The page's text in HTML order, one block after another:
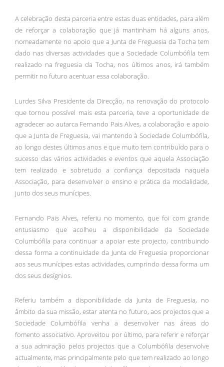
A celebração desta parceria entre estas duas entidades, para além
de reforçar a colaboração que já mantinham há alguns anos,
nomeadamente no apoio que a Junta de Freguesia da Tocha tem
dado nas diversas actividades que a Sociedade Columbófila tem
realizado na freguesia da Tocha, nos últimos anos, irá também
permitir no futuro acentuar essa colaboração.
Lurdes Silva Presidente da Direcção, na renovação do protocolo
que tornou possível mais esta parceria, teve a oportunidade de
agradecer ao autarca Fernando Pais Alves, a colaboração e apoio
que a Junta de Freguesia, vai mantendo à Sociedade Columbófila,
ao longo destes últimos anos e que muito tem contribuído para o
sucesso das vários actividades e eventos que aquela Associação
tem realizado e sobretudo a confiança depositada naquela
Associação, para desenvolver o ensino e prática da modalidade,
junto dos seus munícipes.
Fernando Pais Alves, referiu no momento, que foi com grande
entusiasmo que acolheu a disponibilidade da Sociedade
Columbófila para continuar a apoiar este projecto, contribuindo
dessa forma a continuidade da Junta de Freguesia proporcionar
aos seus munícipes estas actividades, cumprindo dessa forma um
dos seus desígnios.
Referiu também a disponibilidade da Junta de Freguesia, no
âmbito da sua missão, estar atenta no futuro, aos projectos que a
Sociedade Columbófila venha a desenvolver nas áreas do
fomento associativo. Aproveitou por último, para referir e reforçar
a sua admiração pelos projectos que a Columbófila desenvolve
actualmente, mas principalmente pelo que tem realizado ao longo